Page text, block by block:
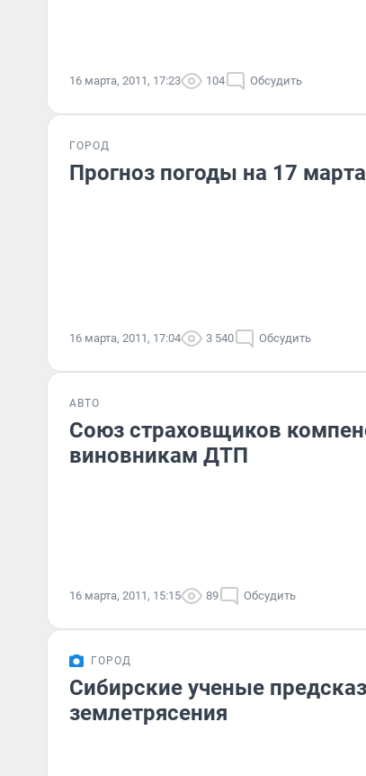
16 марта, 2011, 17:23 104 Обсудить
ГОРОД
Прогноз погоды на 17
16 марта, 2011, 17:04 3 540 Обсудить
АВТО
Союз страховщиков
виновникам ДТП
16 марта, 2011, 15:15 89 Обсудить
ГОРОД
Сибирские ученые
землетрясения